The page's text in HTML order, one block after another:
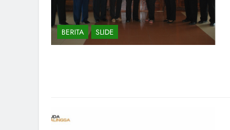
BERITA SLIDE